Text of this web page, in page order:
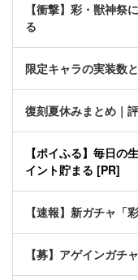
【衝撃】彩・獣神祭
る
限定キャラの実装数
復刻夏休みまとめ｜
【ポイふる】毎日の
イント貯まる [PR]
【速報】新ガチャ「
【募】アゲインガチ